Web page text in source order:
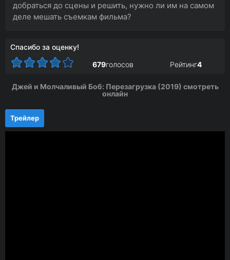
добраться до сцены и решить, нужно ли им на самом
деле мешать съемкам фильма?
Спасибо за оценку!
679голосов Рейтинг4
Джей и Молчаливый Боб: Перезагрузка (2019) смотреть
онлайн
Трейлер